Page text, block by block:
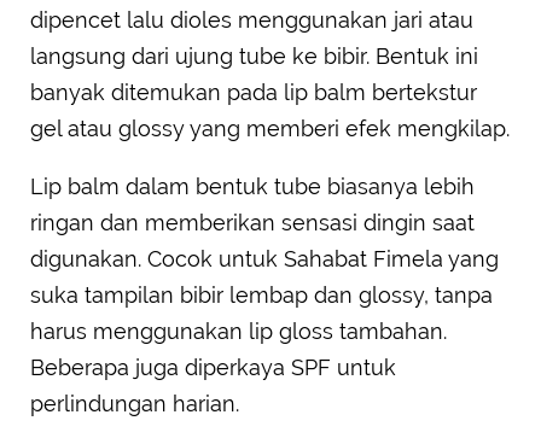
dipencet lalu dioles menggunakan jari atau
langsung dari ujung tube ke bibir. Bentuk ini
banyak ditemukan pada lip balm bertekstur
gel atau glossy yang memberi efek mengkilap.
Lip balm dalam bentuk tube biasanya lebih
ringan dan memberikan sensasi dingin saat
digunakan. Cocok untuk Sahabat Fimela yang
suka tampilan bibir lembap dan glossy, tanpa
harus menggunakan lip gloss tambahan.
Beberapa juga diperkaya SPF untuk
perlindungan harian.